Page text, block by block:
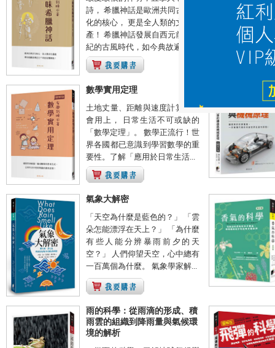
詩， 希臘神話是歐洲共同古典文
化的核心， 更是全人類的文化遺
產！ 希臘神話發展自西元前八世
紀的古風時代，如今典故遍布...
數學實用定理
土地丈量、距離與速度計算等都
會用上， 日常生活不可或缺的
「數學定理」。 數學正流行！世
界各國都已意識到學習數學的重
要性。了解「應用於日常生活...
氣象大解密
「天空為什麼是藍色的？」 「雲
朵怎能漂浮在天上？」 「為什麼
有些人能分辨暴雨前夕的天
空？」 人們仰望天空，心中總有
一百萬個為什麼。 氣象學家解...
雨的科學：從雨滴的形成、積
雨雲的組織到降雨量與氣候環
境的解析